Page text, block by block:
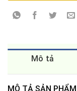
Mô tả
MÔ TẢ SẢN